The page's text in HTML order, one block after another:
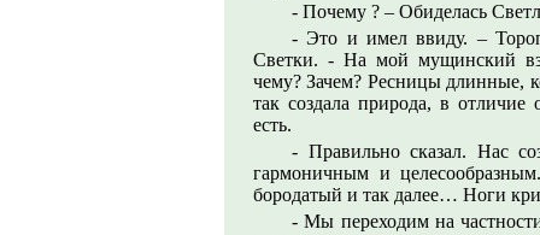
- Почему ? – Обиделась
- Это и имел ввиду. –
Светки. - На мой мущинский
чему? Зачем? Ресницы длинные,
так создала природа, в
есть.
- Правильно сказал. Нас
гармоничным и
бородатый и так далее… Ноги
- Мы переходим на